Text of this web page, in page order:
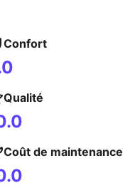
Confort
Qualité
Coût de maintenance